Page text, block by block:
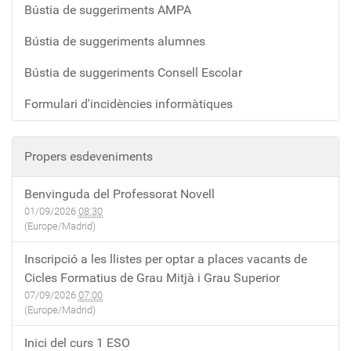
Bústia de suggeriments AMPA
Bústia de suggeriments alumnes
Bústia de suggeriments Consell Escolar
Formulari d'incidències informàtiques
Propers esdeveniments
Benvinguda del Professorat Novell
01/09/2026 08:30
(Europe/Madrid)
Inscripció a les llistes per optar a places vacants de
Cicles Formatius de Grau Mitjà i Grau Superior
07/09/2026 07:00
(Europe/Madrid)
Inici del curs 1 ESO